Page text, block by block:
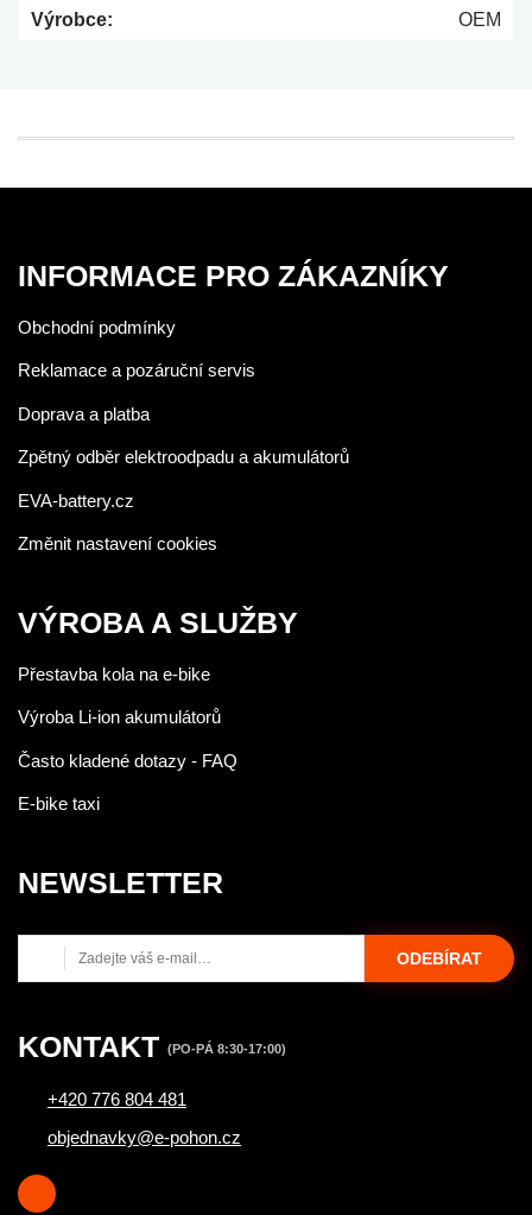
Výrobce: OEM
INFORMACE PRO ZÁKAZNÍKY
Obchodní podmínky
Reklamace a pozáruční servis
Doprava a platba
Zpětný odběr elektroodpadu a akumulátorů
EVA-battery.cz
Změnit nastavení cookies
VÝROBA A SLUŽBY
Přestavba kola na e-bike
Výroba Li-ion akumulátorů
Často kladené dotazy - FAQ
E-bike taxi
NEWSLETTER
ODEBÍRAT
KONTAKT (PO-PÁ 8:30-17:00)
+420 776 804 481
objednavky@e-pohon.cz